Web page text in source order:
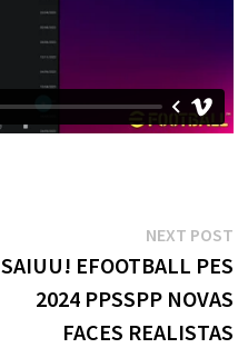
NEXT POST
SAIUU! EFOOTBALL PES
2024 PPSSPP NOVAS
FACES REALISTAS